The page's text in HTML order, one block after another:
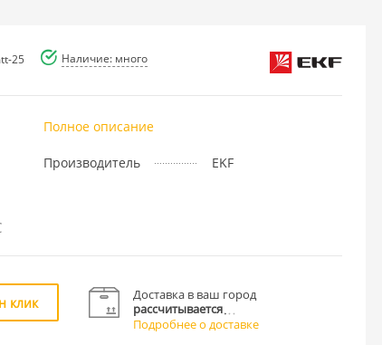
25 Наличие: много
Полное описание
Производитель EKF
клик
Доставка в ваш город
рассчитывается
Подробнее о доставке